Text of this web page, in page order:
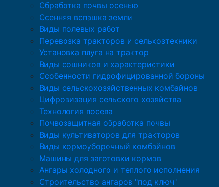
Обработка почвы осенью
Осенняя вспашка земли
Виды полевых работ
Перевозка тракторов и сельхозтехники
Установка плуга на трактор
Виды сошников и характеристики
Особенности гидрофицированной бороны
Виды сельскохозяйственных комбайнов
Цифровизация сельского хозяйства
Технология посева
Почвозащитная обработка почвы
Виды культиваторов для тракторов
Виды кормоуборочный комбайнов
Машины для заготовки кормов
Ангары холодного и теплого исполнения
Строительство ангаров "под ключ"